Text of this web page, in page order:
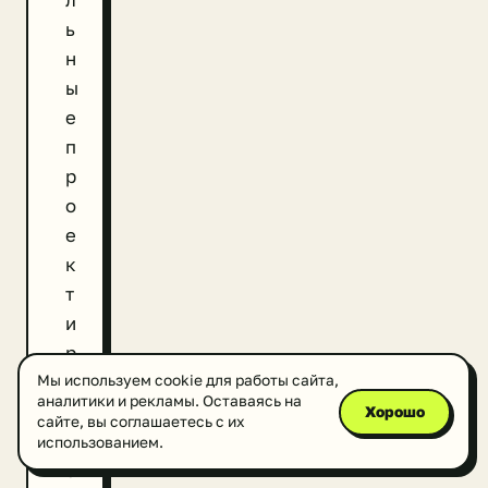
ь
н
ы
е
п
р
о
е
к
т
и
р
у
ю
т
с
Мы используем cookie для работы сайта,
аналитики и рекламы. Оставаясь на
сайте, вы соглашаетесь с их
использованием.
Хорошо